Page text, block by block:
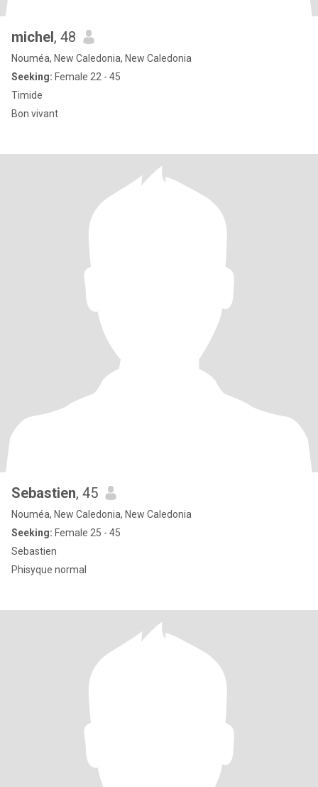
michel, 48
Nouméa, New Caledonia, New Caledonia
Seeking: Female 22 - 45
Timide
Bon vivant
Sebastien, 45
Nouméa, New Caledonia, New Caledonia
Seeking: Female 25 - 45
Sebastien
Phisyque normal